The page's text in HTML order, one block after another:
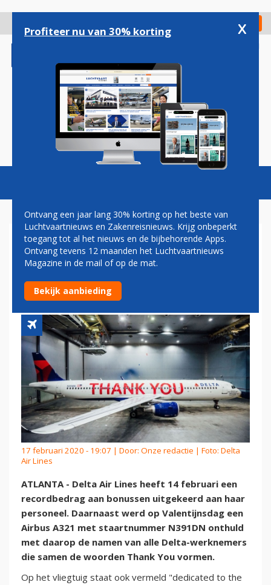
gaan
Check in
Magazine Podcasts Vacatures
DELTA ONTHULT 'THANK
YOU' AIRBUS MET ALLE
NAMEN MEDEWERKERS
17 februari 2020 - 19:07 | Door: Onze redactie | Foto: Delta
Air Lines
ATLANTA - Delta Air Lines heeft 14 februari een
recordbedrag aan bonussen uitgekeerd aan haar
personeel. Daarnaast werd op Valentijnsdag een
Airbus A321 met staartnummer N391DN onthuld
met daarop de namen van alle Delta-werknemers
die samen de woorden Thank You vormen.
Op het vliegtuig staat ook vermeld "dedicated to the
Profiteer nu van 30% korting x
Ontvang een jaar lang 30% korting op het beste van
Luchtvaartnieuws en Zakenreisnieuws. Krijg onbeperkt
toegang tot al het nieuws en de bijbehorende Apps.
Ontvang tevens 12 maanden het Luchtvaartnieuws
Magazine in de mail of op de mat.
Bekijk aanbieding